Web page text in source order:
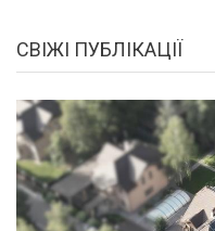
СВІЖІ ПУБЛІКАЦІЇ